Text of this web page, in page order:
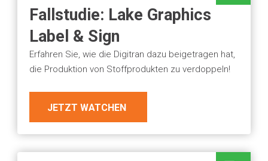
Fallstudie: Lake Graphics
Label & Sign
Erfahren Sie, wie die Digitran dazu beigetragen hat,
die Produktion von Stoffprodukten zu verdoppeln!
JETZT WATCHEN